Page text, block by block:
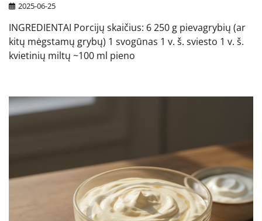
2025-06-25
INGREDIENTAI Porcijų skaičius: 6 250 g pievagrybių (ar
kitų mėgstamų grybų) 1 svogūnas 1 v. š. sviesto 1 v. š.
kvietinių miltų ~100 ml pieno